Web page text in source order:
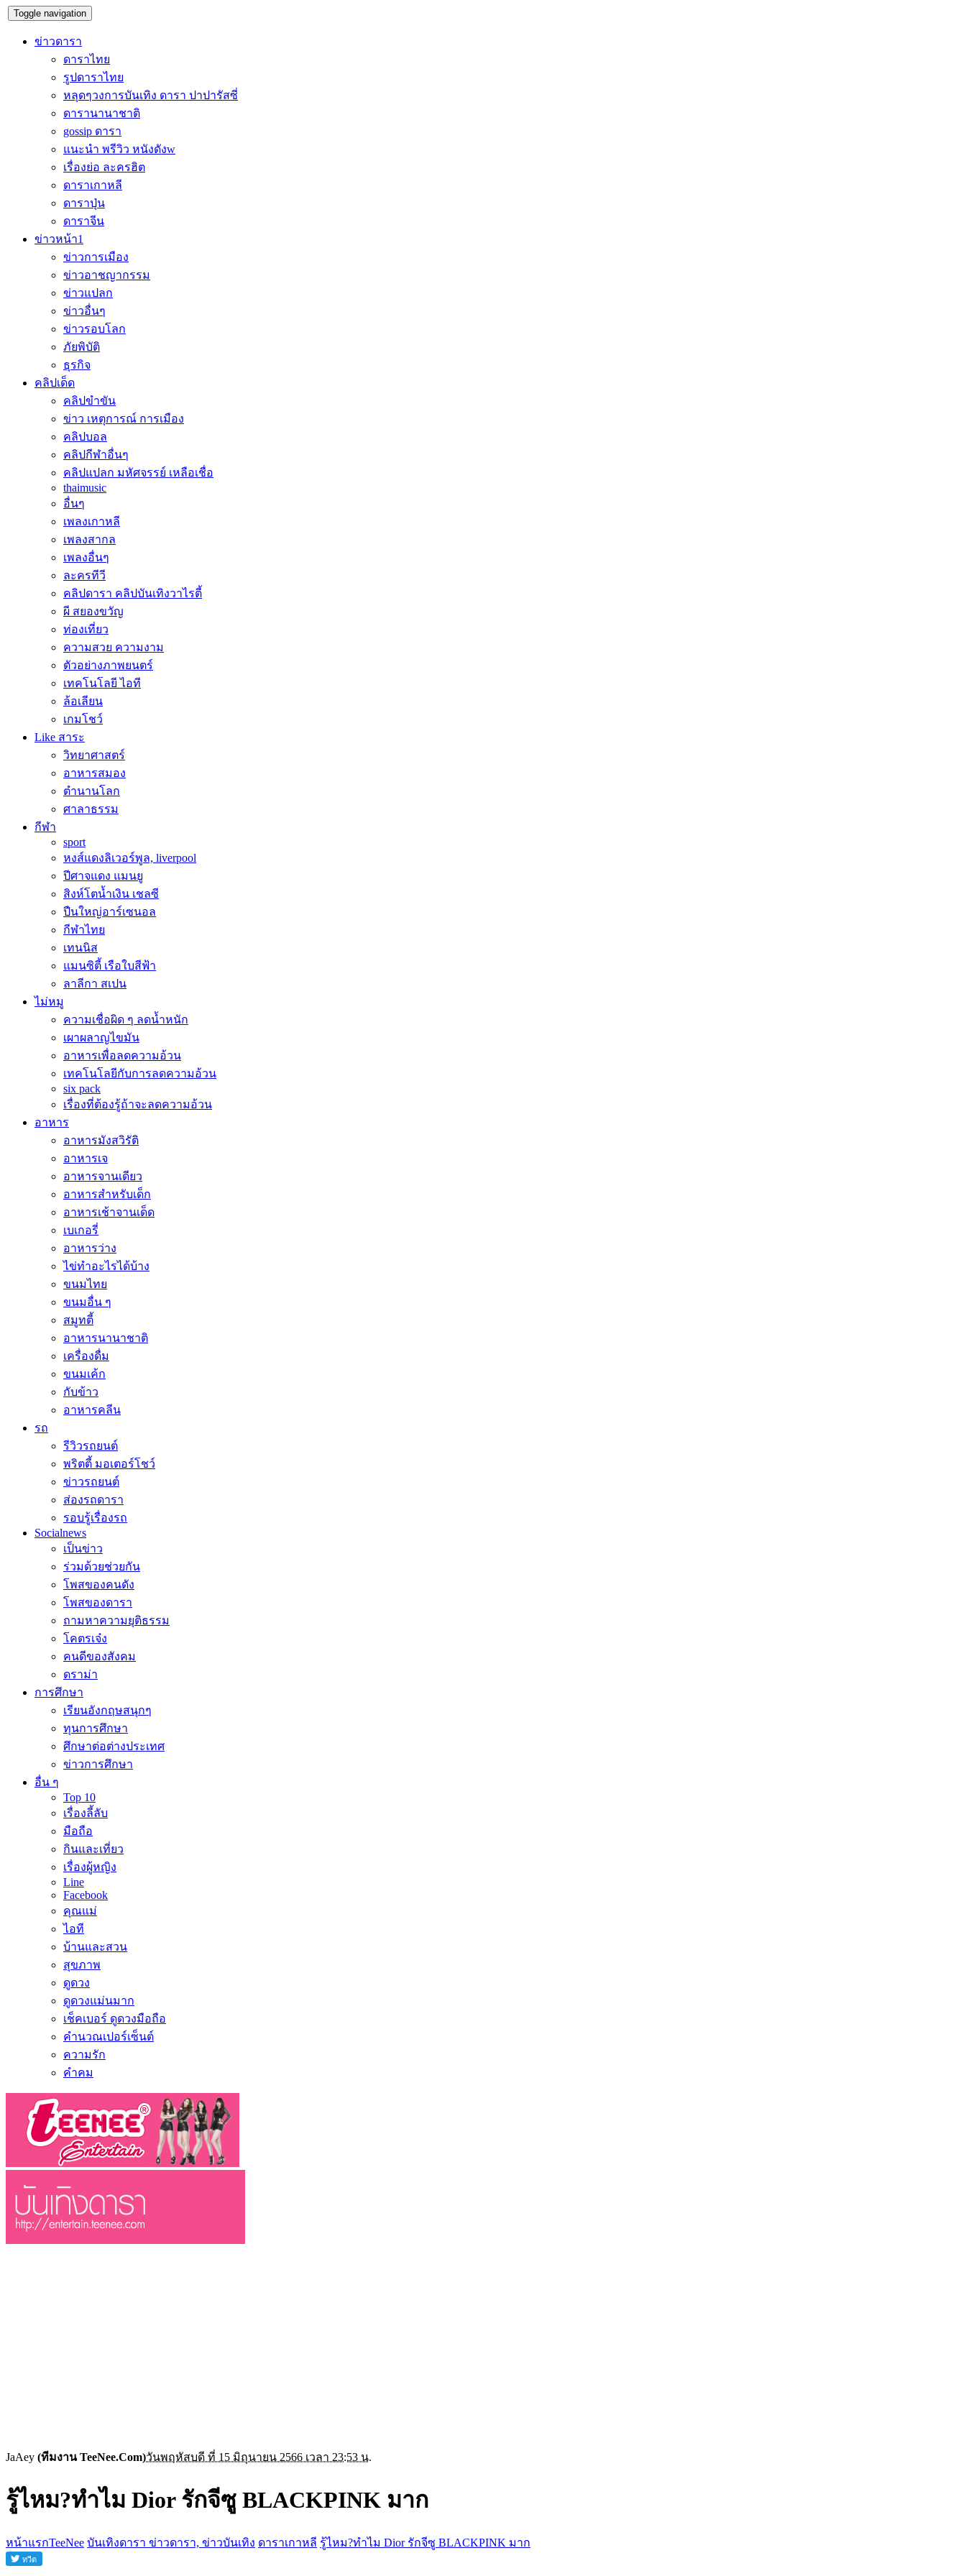
Toggle navigation
ข่าวดารา
ดาราไทย
รูปดาราไทย
หลุดๆวงการบันเทิง ดารา ปาปารัสซี่
ดารานานาชาติ
gossip ดารา
แนะนำ พรีวิว หนังดังw
เรื่องย่อ ละครฮิต
ดาราเกาหลี
ดาราปุ่น
ดาราจีน
ข่าวหน้า1
ข่าวการเมือง
ข่าวอาชญากรรม
ข่าวแปลก
ข่าวอื่นๆ
ข่าวรอบโลก
ภัยพิบัติ
ธุรกิจ
คลิปเด็ด
คลิปขำขัน
ข่าว เหตุการณ์ การเมือง
คลิปบอล
คลิปกีฬาอื่นๆ
คลิปแปลก มหัศจรรย์ เหลือเชื่อ
thaimusic
อื่นๆ
เพลงเกาหลี
เพลงสากล
เพลงอื่นๆ
ละครทีวี
คลิปดารา คลิปบันเทิงวาไรตี้
ผี สยองขวัญ
ท่องเที่ยว
ความสวย ความงาม
ตัวอย่างภาพยนตร์
เทคโนโลยี ไอที
ล้อเลียน
เกมโชว์
Like สาระ
วิทยาศาสตร์
อาหารสมอง
ตำนานโลก
ศาลาธรรม
กีฬา
sport
หงส์แดงลิเวอร์พูล, liverpool
ปีศาจแดง แมนยู
สิงห์โตน้ำเงิน เชลซี
ปืนใหญ่อาร์เซนอล
กีฬาไทย
เทนนิส
แมนซิตี้ เรือใบสีฟ้า
ลาลีกา สเปน
ไม่หมู
ความเชื่อผิด ๆ ลดน้ำหนัก
เผาผลาญไขมัน
อาหารเพื่อลดความอ้วน
เทคโนโลยีกับการลดความอ้วน
six pack
เรื่องที่ต้องรู้ถ้าจะลดความอ้วน
อาหาร
อาหารมังสวิรัติ
อาหารเจ
อาหารจานเดียว
อาหารสำหรับเด็ก
อาหารเช้าจานเด็ด
เบเกอรี่
อาหารว่าง
ไข่ทำอะไรได้บ้าง
ขนมไทย
ขนมอื่น ๆ
สมูทตี้
อาหารนานาชาติ
เครื่องดื่ม
ขนมเค้ก
กับข้าว
อาหารคลีน
รถ
รีวิวรถยนต์
พริตตี้ มอเตอร์โชว์
ข่าวรถยนต์
ส่องรถดารา
รอบรู้เรื่องรถ
Socialnews
เป็นข่าว
ร่วมด้วยช่วยกัน
โพสของคนดัง
โพสของดารา
ถามหาความยุติธรรม
โคตรเจ๋ง
คนดีของสังคม
ดราม่า
การศึกษา
เรียนอังกฤษสนุกๆ
ทุนการศึกษา
ศึกษาต่อต่างประเทศ
ข่าวการศึกษา
อื่น ๆ
Top 10
เรื่องลี้ลับ
มือถือ
กินและเที่ยว
เรื่องผู้หญิง
Line
Facebook
คุณแม่
ไอที
บ้านและสวน
สุขภาพ
ดูดวง
ดูดวงแม่นมาก
เช็คเบอร์ ดูดวงมือถือ
คำนวณเปอร์เซ็นต์
ความรัก
คำคม
JaAey (ทีมงาน TeeNee.Com)วันพฤหัสบดี ที่ 15 มิถุนายน 2566 เวลา 23:53 น.
รู้ไหม?ทำไม Dior รักจีซู BLACKPINK มาก
หน้าแรกTeeNee บันเทิงดารา ข่าวดารา, ข่าวบันเทิง ดาราเกาหลี รู้ไหม?ทำไม Dior รักจีซู BLACKPINK มาก